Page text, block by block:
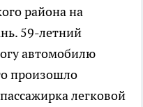
района на
59-летний
автомобилю
произошло
легковой